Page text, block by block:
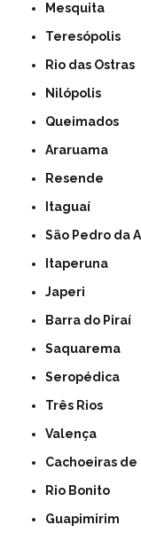
Mesquita
Teresópolis
Rio das Ostras
Nilópolis
Queimados
Araruama
Resende
Itaguaí
São Pedro da
Itaperuna
Japeri
Barra do Piraí
Saquarema
Seropédica
Três Rios
Valença
Cachoeiras
Rio Bonito
Guapimirim